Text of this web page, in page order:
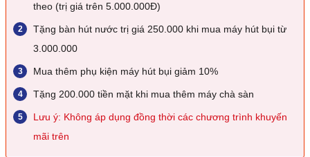
theo (trị giá trên 5.000.000Đ)
Tặng bàn hút nước trị giá 250.000 khi mua máy hút bụi từ
3.000.000
Mua thêm phụ kiện máy hút bụi giảm 10%
Tặng 200.000 tiền mặt khi mua thêm máy chà sàn
Lưu ý: Không áp dụng đồng thời các chương trình khuyến
mãi trên